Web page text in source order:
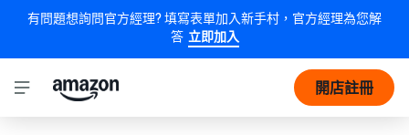
有問題想詢問官方經理? 填寫表單加入新手村，官方經理為您解
答 立即加入
開店註冊